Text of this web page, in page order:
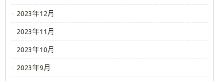
2023年12月
2023年11月
2023年10月
2023年9月